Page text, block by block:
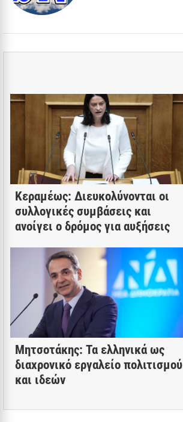
Κεραμέως: Διευκολύνονται οι
συλλογικές συμβάσεις και
ανοίγει ο δρόμος για αυξήσεις
Μητσοτάκης: Τα ελληνικά ως
διαχρονικό εργαλείο πολιτισμού
και ιδεών